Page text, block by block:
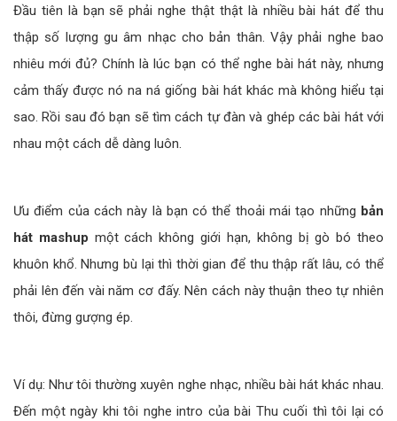
Đầu tiên là bạn sẽ phải nghe thật thật là nhiều bài hát để thu
thập số lượng gu âm nhạc cho bản thân. Vậy phải nghe bao
nhiêu mới đủ? Chính là lúc bạn có thể nghe bài hát này, nhưng
cảm thấy được nó na ná giống bài hát khác mà không hiểu tại
sao. Rồi sau đó bạn sẽ tìm cách tự đàn và ghép các bài hát với
nhau một cách dễ dàng luôn.
Ưu điểm của cách này là bạn có thể thoải mái tạo những bản
hát mashup một cách không giới hạn, không bị gò bó theo
khuôn khổ. Nhưng bù lại thì thời gian để thu thập rất lâu, có thể
phải lên đến vài năm cơ đấy. Nên cách này thuận theo tự nhiên
thôi, đừng gượng ép.
Ví dụ: Như tôi thường xuyên nghe nhạc, nhiều bài hát khác nhau.
Đến một ngày khi tôi nghe intro của bài Thu cuối thì tôi lại có